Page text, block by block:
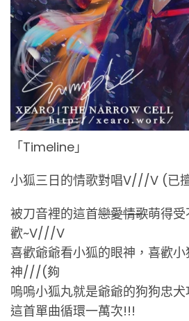
「Timeline」
小狐三日的情歌對唱V///V (已
被刀音裡的這首戀愛情歌萌得
歡~V///V
喜歡爺爺看小狐的眼神，喜歡
神///(夠
嗚嗚小狐丸就是爺爺的狗狗忠
這首單曲循環一萬次!!!